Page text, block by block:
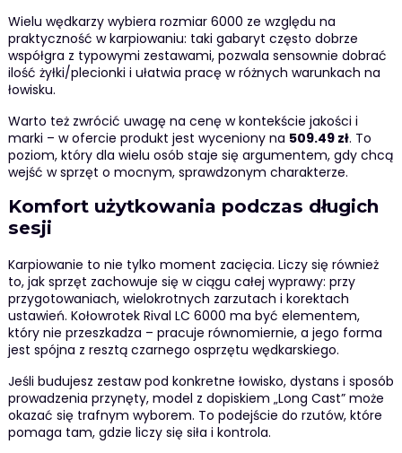
Wielu wędkarzy wybiera rozmiar 6000 ze względu na
praktyczność w karpiowaniu: taki gabaryt często dobrze
współgra z typowymi zestawami, pozwala sensownie dobrać
ilość żyłki/plecionki i ułatwia pracę w różnych warunkach na
łowisku.
Warto też zwrócić uwagę na cenę w kontekście jakości i
marki – w ofercie produkt jest wyceniony na 509.49 zł. To
poziom, który dla wielu osób staje się argumentem, gdy chcą
wejść w sprzęt o mocnym, sprawdzonym charakterze.
Komfort użytkowania podczas długich
sesji
Karpiowanie to nie tylko moment zacięcia. Liczy się również
to, jak sprzęt zachowuje się w ciągu całej wyprawy: przy
przygotowaniach, wielokrotnych zarzutach i korektach
ustawień. Kołowrotek Rival LC 6000 ma być elementem,
który nie przeszkadza – pracuje równomiernie, a jego forma
jest spójna z resztą czarnego osprzętu wędkarskiego.
Jeśli budujesz zestaw pod konkretne łowisko, dystans i sposób
prowadzenia przynęty, model z dopiskiem „Long Cast” może
okazać się trafnym wyborem. To podejście do rzutów, które
pomaga tam, gdzie liczy się siła i kontrola.